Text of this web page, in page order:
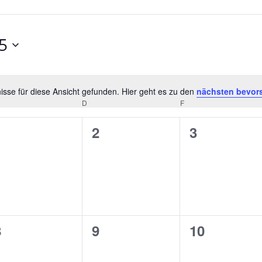
Hinweis
für diese Ansicht gefunden. Hier geht es zu den nächsten
D F
0
2
0
3
0
9
0
10